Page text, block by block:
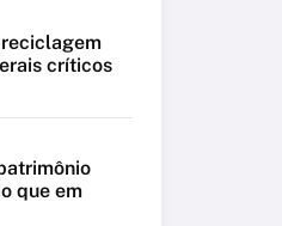
críticos
que em